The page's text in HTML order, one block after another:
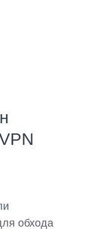
обхода